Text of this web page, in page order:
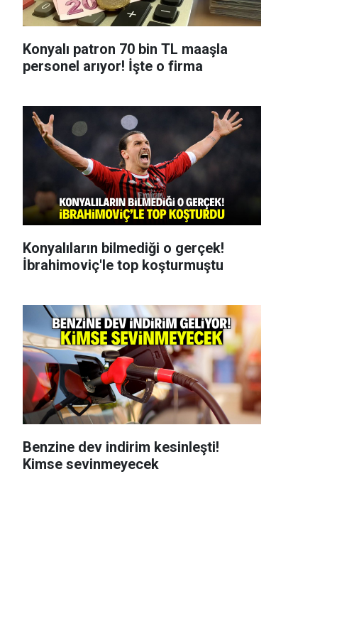
Konyalı patron 70 bin TL maaşla
personel arıyor! İşte o firma
Konyalıların bilmediği o gerçek!
İbrahimoviç'le top koşturmuştu
Benzine dev indirim kesinleşti!
Kimse sevinmeyecek